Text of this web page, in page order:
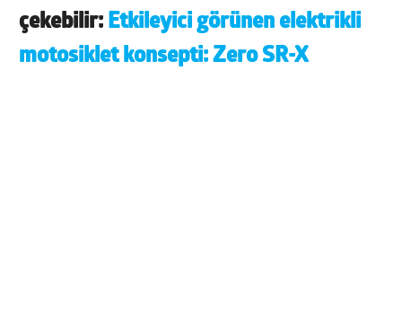
çekebilir: Etkileyici görünen elektrikli
motosiklet konsepti: Zero SR-X